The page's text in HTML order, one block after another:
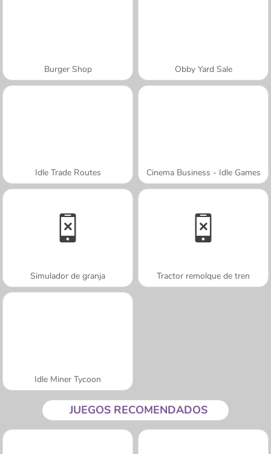
Burger Shop Obby Yard Sale
Idle Trade Routes Cinema Business - Idle Games
Simulador de granja Tractor remolque de tren
Idle Miner Tycoon
JUEGOS RECOMENDADOS